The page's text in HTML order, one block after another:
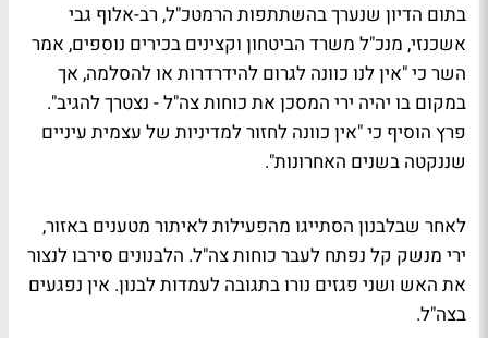
בתום הדיון שנערך בהשתתפות הרמטכ"ל, רב-אלוף גבי
אשכנזי, מנכ"ל משרד הביטחון וקצינים בכירים נוספים, אמר
השר כי "אין לנו כוונה לגרום להידרדרות או להסלמה, אך
במקום בו יהיה ירי המסכן את כוחות צה"ל - נצטרך להגיב".
פרץ הוסיף כי "אין כוונה לחזור למדיניות של עצמית עיניים
שננקטה בשנים האחרונות".
לאחר שבלבנון הסתייגו מהפעילות לאיתור מטענים באזור,
ירי מנשק קל נפתח לעבר כוחות צה"ל. הלבנונים סירבו לנצור
את האש ושני פגזים נורו בתגובה לעמדות לבנון. אין נפגעים
בצה"ל.